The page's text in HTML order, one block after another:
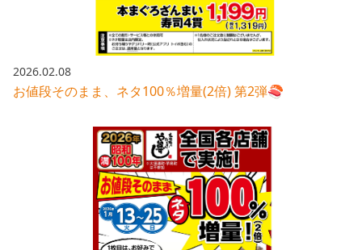
2026.02.08
お値段そのまま、ネタ100％増量(2倍) 第2弾🍣